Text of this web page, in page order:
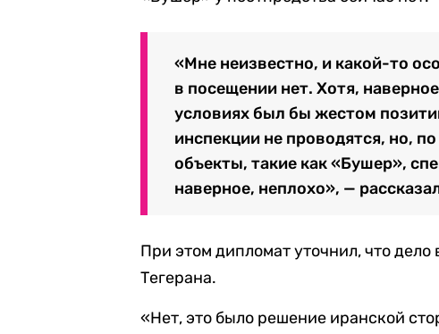
«Мне неизвестно, и какой-то
в посещении нет. Хотя,
условиях был бы жестом
инспекции не проводятся, но,
объекты, такие как «Бушер»,
наверное, неплохо», —
При этом дипломат уточнил, что
Тегерана.
«Нет, это было решение иранской